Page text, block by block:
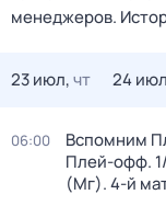
менеджеров.
23 июл,чт 24
06:00
Вспомним
Плей-офф.
(Мг). 4-й